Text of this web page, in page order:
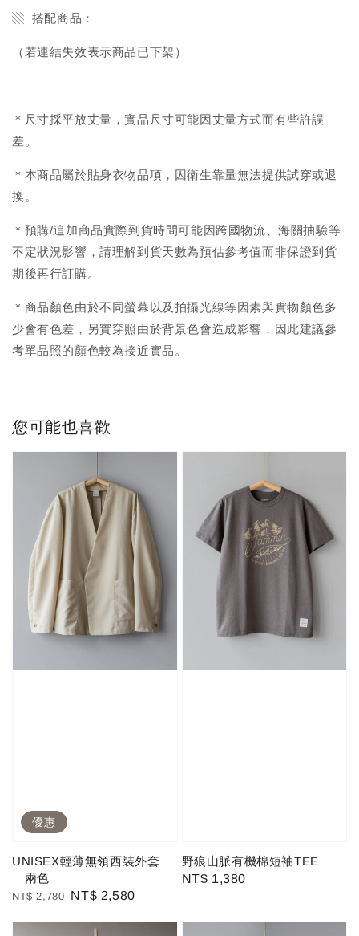
▧ 搭配商品：
（若連結失效表示商品已下架）
＊尺寸採平放丈量，實品尺寸可能因丈量方式而有些許誤
差。
＊本商品屬於貼身衣物品項，因衛生靠量無法提供試穿或退
換。
＊預購/追加商品實際到貨時間可能因跨國物流、海關抽驗等
不定狀況影響，請理解到貨天數為預估參考值而非保證到貨
期後再行訂購。
＊商品顏色由於不同螢幕以及拍攝光線等因素與實物顏色多
少會有色差，另實穿照由於背景色會造成影響，因此建議參
考單品照的顏色較為接近實品。
您可能也喜歡
優惠
UNISEX輕薄無領西裝外套
｜兩色
Regular
NT$ 2,780 Sale
NT$ 2,580
野狼山脈有機棉短袖TEE
Regular
NT$ 1,380